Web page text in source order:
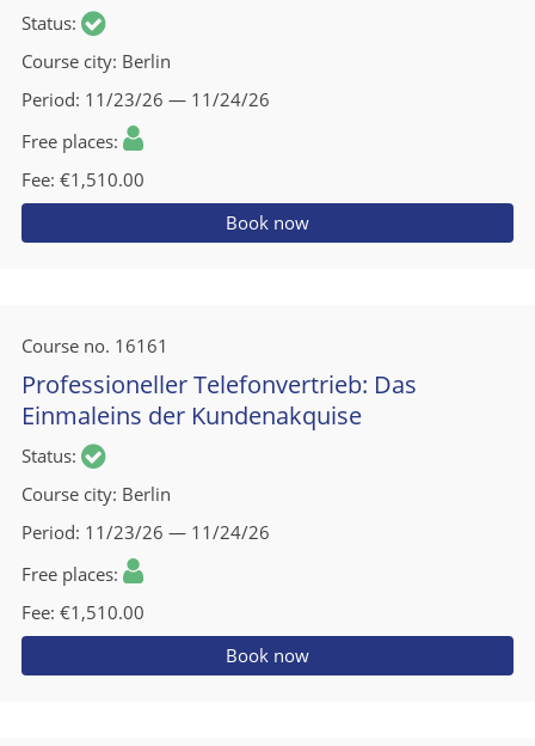
Status
Course city Berlin
Period 11/23/26 — 11/24/26
Free places
Fee €1,510.00
Book now
Course no. 16161
Professioneller Telefonvertrieb: Das
Einmaleins der Kundenakquise
Status
Course city Berlin
Period 11/23/26 — 11/24/26
Free places
Fee €1,510.00
Book now